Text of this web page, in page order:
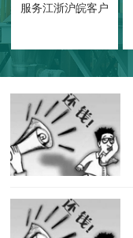
服务江浙沪皖客户